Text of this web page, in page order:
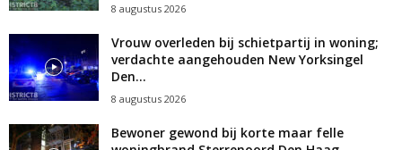
8 augustus 2026
Vrouw overleden bij schietpartij in woning;
verdachte aangehouden New Yorksingel
Den...
8 augustus 2026
Bewoner gewond bij korte maar felle